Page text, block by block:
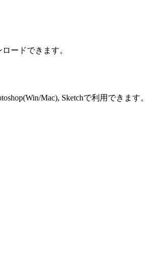
ードできます。
Mac), Sketchで利用できます。